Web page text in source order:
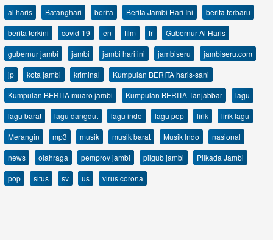
al haris Batanghari berita Berita Jambi Hari Ini
berita terbaru
berita terkini
covid-19 en film fr
Gubernur Al Haris
gubernur jambi
jambi jambi hari ini jambiseru
jambiseru.com
jp
kota jambi kriminal
Kumpulan BERITA haris-sani
Kumpulan BERITA muaro jambi
Kumpulan BERITA Tanjabbar
lagu
lagu barat
lagu dangdut lagu indo lagu pop lirik
lirik lagu
Merangin
mp3 musik musik barat Musik Indo
nasional
news
olahraga pemprov jambi pilgub jambi
Pilkada Jambi
pop
situs sv us virus corona